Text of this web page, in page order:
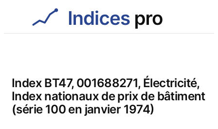
Index BT47, 001688271, Électricité,
Index nationaux de prix de bâtiment
(série 100 en janvier 1974)